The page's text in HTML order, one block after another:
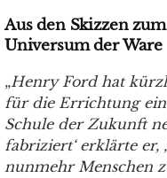
Aus den Skizzen
Universum der Ware
„Henry Ford hat
für die Errichtung
Schule der Zukunft
fabriziert‘ erklärte er,
nunmehr Menschen